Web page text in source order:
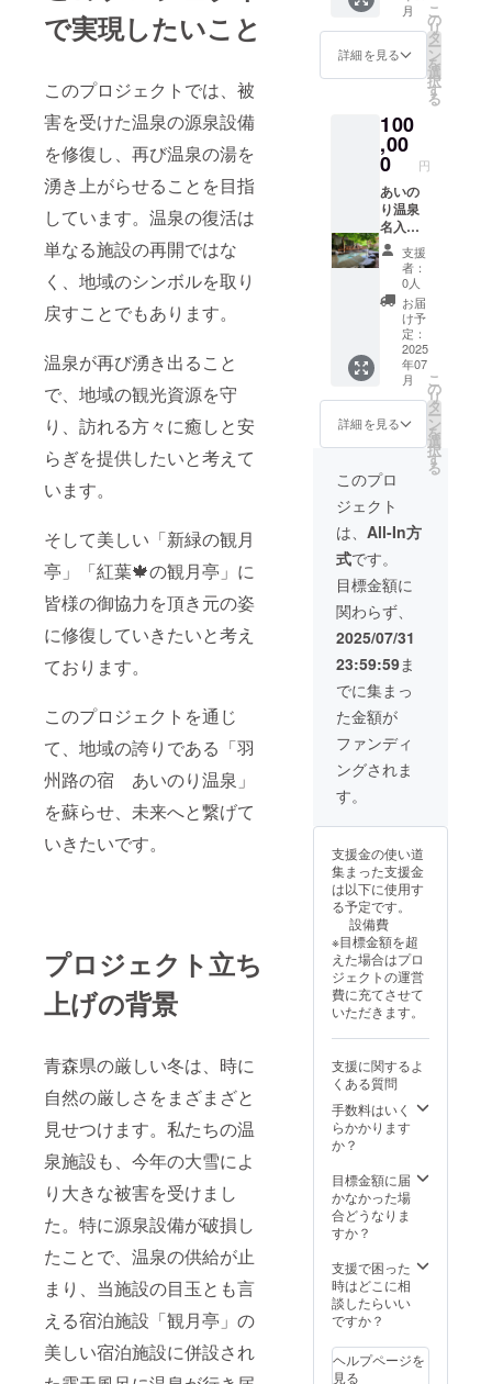
で実現したいこと
このプロジェクトでは、被
害を受けた温泉の源泉設備
を修復し、再び温泉の湯を
湧き上がらせることを目指
しています。温泉の復活は
単なる施設の再開ではな
く、地域のシンボルを取り
戻すことでもあります。
温泉が再び湧き出ること
で、地域の観光資源を守
り、訪れる方々に癒しと安
らぎを提供したいと考えて
います。
そして美しい「新緑の観月
亭」「紅葉🍁の観月亭」に
皆様の御協力を頂き元の姿
に修復していきたいと考え
ております。
このプロジェクトを通じ
て、地域の誇りである「羽
州路の宿 あいのり温泉」
を蘇らせ、未来へと繋げて
いきたいです。
プロジェクト立ち
上げの背景
青森県の厳しい冬は、時に
自然の厳しさをまざまざと
見せつけます。私たちの温
泉施設も、今年の大雪によ
り大きな被害を受けまし
た。特に源泉設備が破損し
たことで、温泉の供給が止
まり、当施設の目玉とも言
える宿泊施設「観月亭」の
美しい宿泊施設に併設され
※返金ま
たは現
交換は
お断り
※ご利用
券の譲
渡は可
す。
※有効期
限：
2025年
7月から
2026年
7月末ま
ン：朝
食付き/
夕食付
宿泊可
能人
数：1支
援につ
き2名様
まで宿
泊可能
※申込
時にご
招待券
の送付
先の情
報の記
入をお
願いし
ます。
（名
前・住
※ご利
はHP又
はお電
話にて
ご予約
下さ
い。
※ご予約
時にご
の使用
をお伝
え下さ
い。
※除外日
の設定
はござ
で、有
効期限
内にご
利用下
さいま
せ。
※返金ま
たは現
金での
交換は
お断り
しま
す。
※ご利用
券の譲
渡は可
能で
す。
2025年
7月から
2026年
間内お
好きな
日程で
宿泊可
能日
数：1泊
2日（利
用可能
時間：
16時〜
10時）
・お部
屋の概
要：和
室 ・食
事の
サービ
スプラ
ン：朝
食付き/
夕食付
対する
宿泊可
能人
数：1支
援につ
き2名様
まで宿
泊可能
※申込
時にご
招待券
の送付
先の情
報の記
入をお
願いし
ます。
（名
絡先）
※ご利
用時に
はHP又
はお電
話にて
ご予約
下さ
い。
※ご予約
時にご
利用券
の使用
え下さ
い。
※除外日
の設定
んの
で、有
効期限
さいま
せ。
※返金ま
たは現
交換は
お断り
いのり
温泉
「観月
亭」に
お一人
間内お
好きな
日程で
宿泊で
きま
す。 羽
州路の
宿 あ
いのり
温泉の
名入り
タオル
をお付
けしま
す。
・宿泊
可能日
数：1泊
2日（利
用可能
時間：
16時〜
10時）
・お部
屋の概
要：和
室 ・食
事の
サービ
スプラ
ン：朝
食付き/
夕食付
き ・1
支援に
対する
宿泊可
能人
き1名様
泊可能
※申込
時にご
招待券
の送付
先の情
報の記
入をお
願いし
ます。
（名
所・連
絡先）
※HP
又はお
電話に
約下さ
い。
※ご予
約時に
券の使
用をお
伝え下
さ
※除外
日の設
月
詳細を見る
こ
の
リ
タ
ー
ン
を
選
択
す
る
100
,00
0 円
あいの
り温泉
名入タ
オル＋
「観月
亭」1
泊 ペ
ア招待
券 羽州
路の
宿 あ
いのり
温泉
「観月
亭」に
おペア
で期間
内お好
きな日
程で宿
泊でき
ます。
羽州路
の宿
あいの
り温泉
の名入
りタオ
ルをお
付けし
ます。
・宿泊
可能日
数：1泊
時間：
10時）
・お部
屋の概
要：和
室 ・食
事の
サービ
スプラ
ン：朝
食付き/
夕食付
支援に
対する
宿泊可
能人
数：1支
き2名様
まで宿
泊可能
※申込
招待券
の送付
先の情
報の記
願いし
ます。
支援
者：
0人
お届
け予
定：
2025
年07
月
詳細を見る
こ
の
リ
タ
ー
ン
を
選
択
す
る
このプロ
ジェクト
は、 All-In方
式です。
目標金額に
関わらず、
2025/07/31
23:59:59ま
でに集まっ
た金額が
ファンディ
ングされま
す。
支援金の使い道
集まった支援金
は以下に使用す
る予定です。
設備費
※目標金額を超
えた場合はプロ
ジェクトの運営
費に充てさせて
いただきます。
支援に関するよ
くある質問
手数料はいく
らかかります
か？
目標金額に届
かなかった場
合どうなりま
すか？
支援で困った
時はどこに相
談したらいい
ですか？
ヘルプページを
見る